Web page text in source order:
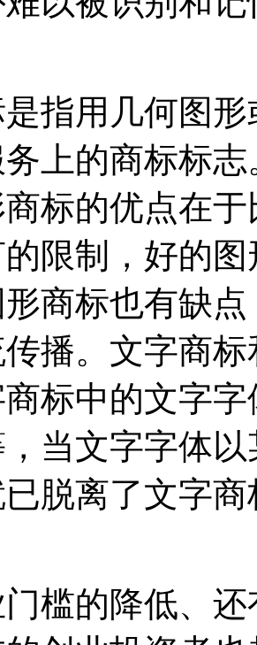
指用几何图
上的商标标
标的优点在
限制，好的
商标也有缺
播。文字商
商标中的文字
当文字字体
脱离了文字
槛的降低、